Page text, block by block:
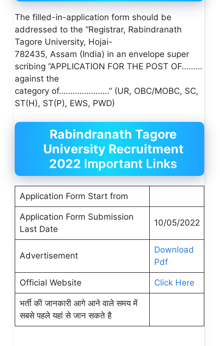
The filled-in-application form should be
addressed to the “Registrar, Rabindranath
Tagore University, Hojai-
782435, Assam (India) in an envelope super
scribing “APPLICATION FOR THE POST OF………
against the
category of………………….” (UR, OBC/MOBC, SC,
ST(H), ST(P), EWS, PWD)
Rabindranath Tagore
University Recruitment
2022 Important Links
Application Form Start from
Application Form Submission
Last Date
10/05/2022
Advertisement
Download
Pdf
Official Website Click Here
भर्ती की जानकारी आगे आने वाले समय में
सबसे पहले यहां से जान सकते है